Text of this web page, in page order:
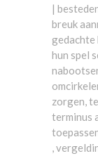
|
breuk
hun spel
zorgen,
terminus
,